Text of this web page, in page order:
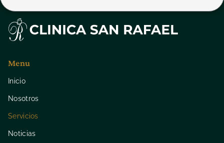
Menu
Inicio
Nosotros
Servicios
Noticias